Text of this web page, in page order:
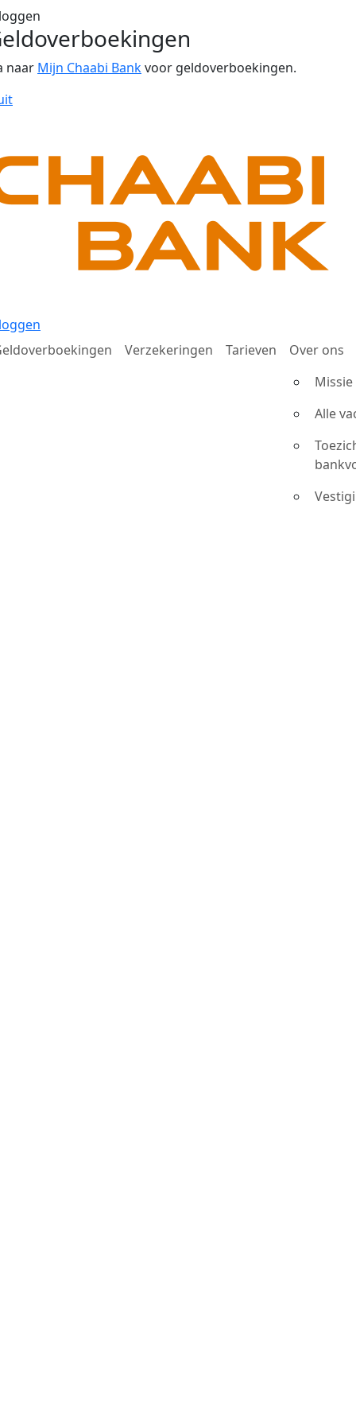
naar Mijn Chaabi Bankvoor geldoverboekingen.
Verzekeringen Tarieven
Over ons
Alle